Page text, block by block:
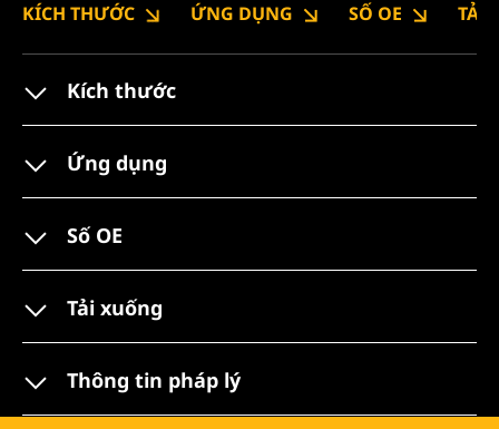
KÍCH THƯỚC ỨNG DỤNG SỐ OE TẢI
Kích thước
Ứng dụng
Số OE
Tải xuống
Thông tin pháp lý